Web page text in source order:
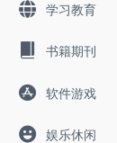
学习教育
书籍期刊
软件游戏
娱乐休闲